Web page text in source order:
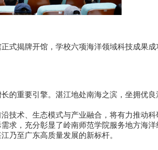
揭牌开馆，学校六项海洋领域科技成果成
重要引擎。湛江地处南海之滨，坐拥优良
术、生态模式与产业融合，将有力推动科
求，充分彰显了岭南师范学院服务地方海洋
乃至广东高质量发展的新标杆。